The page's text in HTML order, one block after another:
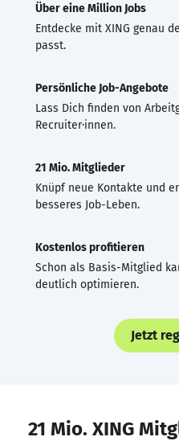
Über eine Million Jobs
Entdecke mit XING genau
passt.
Persönliche Job-Angebote
Lass Dich finden von
Recruiter·innen.
21 Mio. Mitglieder
Knüpf neue Kontakte und
besseres Job-Leben.
Kostenlos profitieren
Schon als Basis-Mitglied
deutlich optimieren.
Jetzt
21 Mio. XING